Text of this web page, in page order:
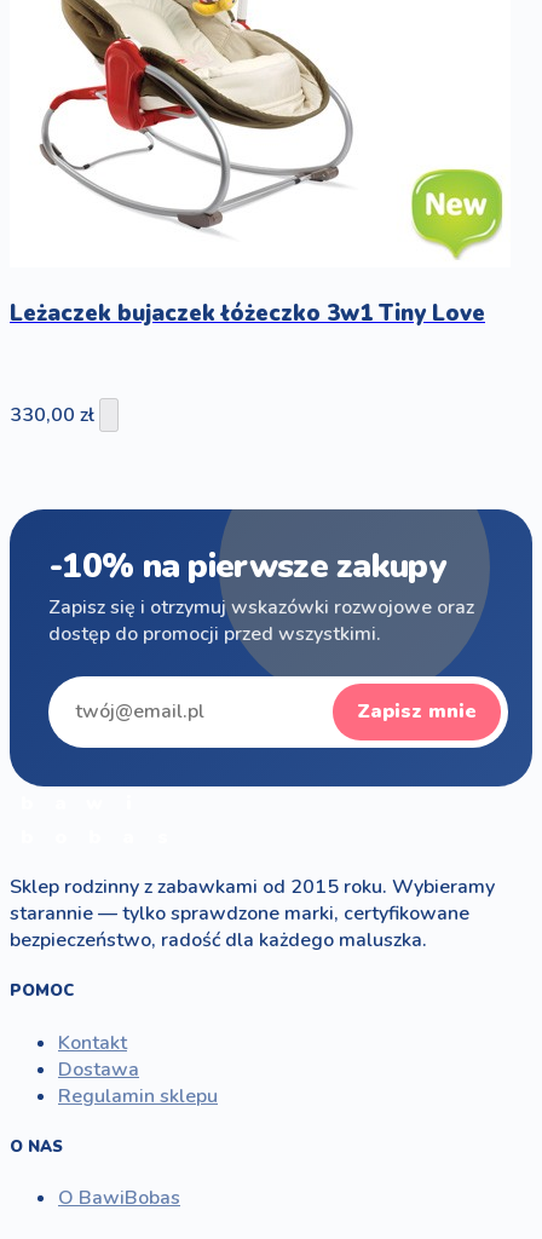
Leżaczek bujaczek łóżeczko 3w1 Tiny Love
330,00 zł
-10% na pierwsze zakupy
Zapisz się i otrzymuj wskazówki rozwojowe oraz
dostęp do promocji przed wszystkimi.
Zapisz mnie
Sklep rodzinny z zabawkami od 2015 roku. Wybieramy
starannie — tylko sprawdzone marki, certyfikowane
bezpieczeństwo, radość dla każdego maluszka.
POMOC
Kontakt
Dostawa
Regulamin sklepu
O NAS
O BawiBobas